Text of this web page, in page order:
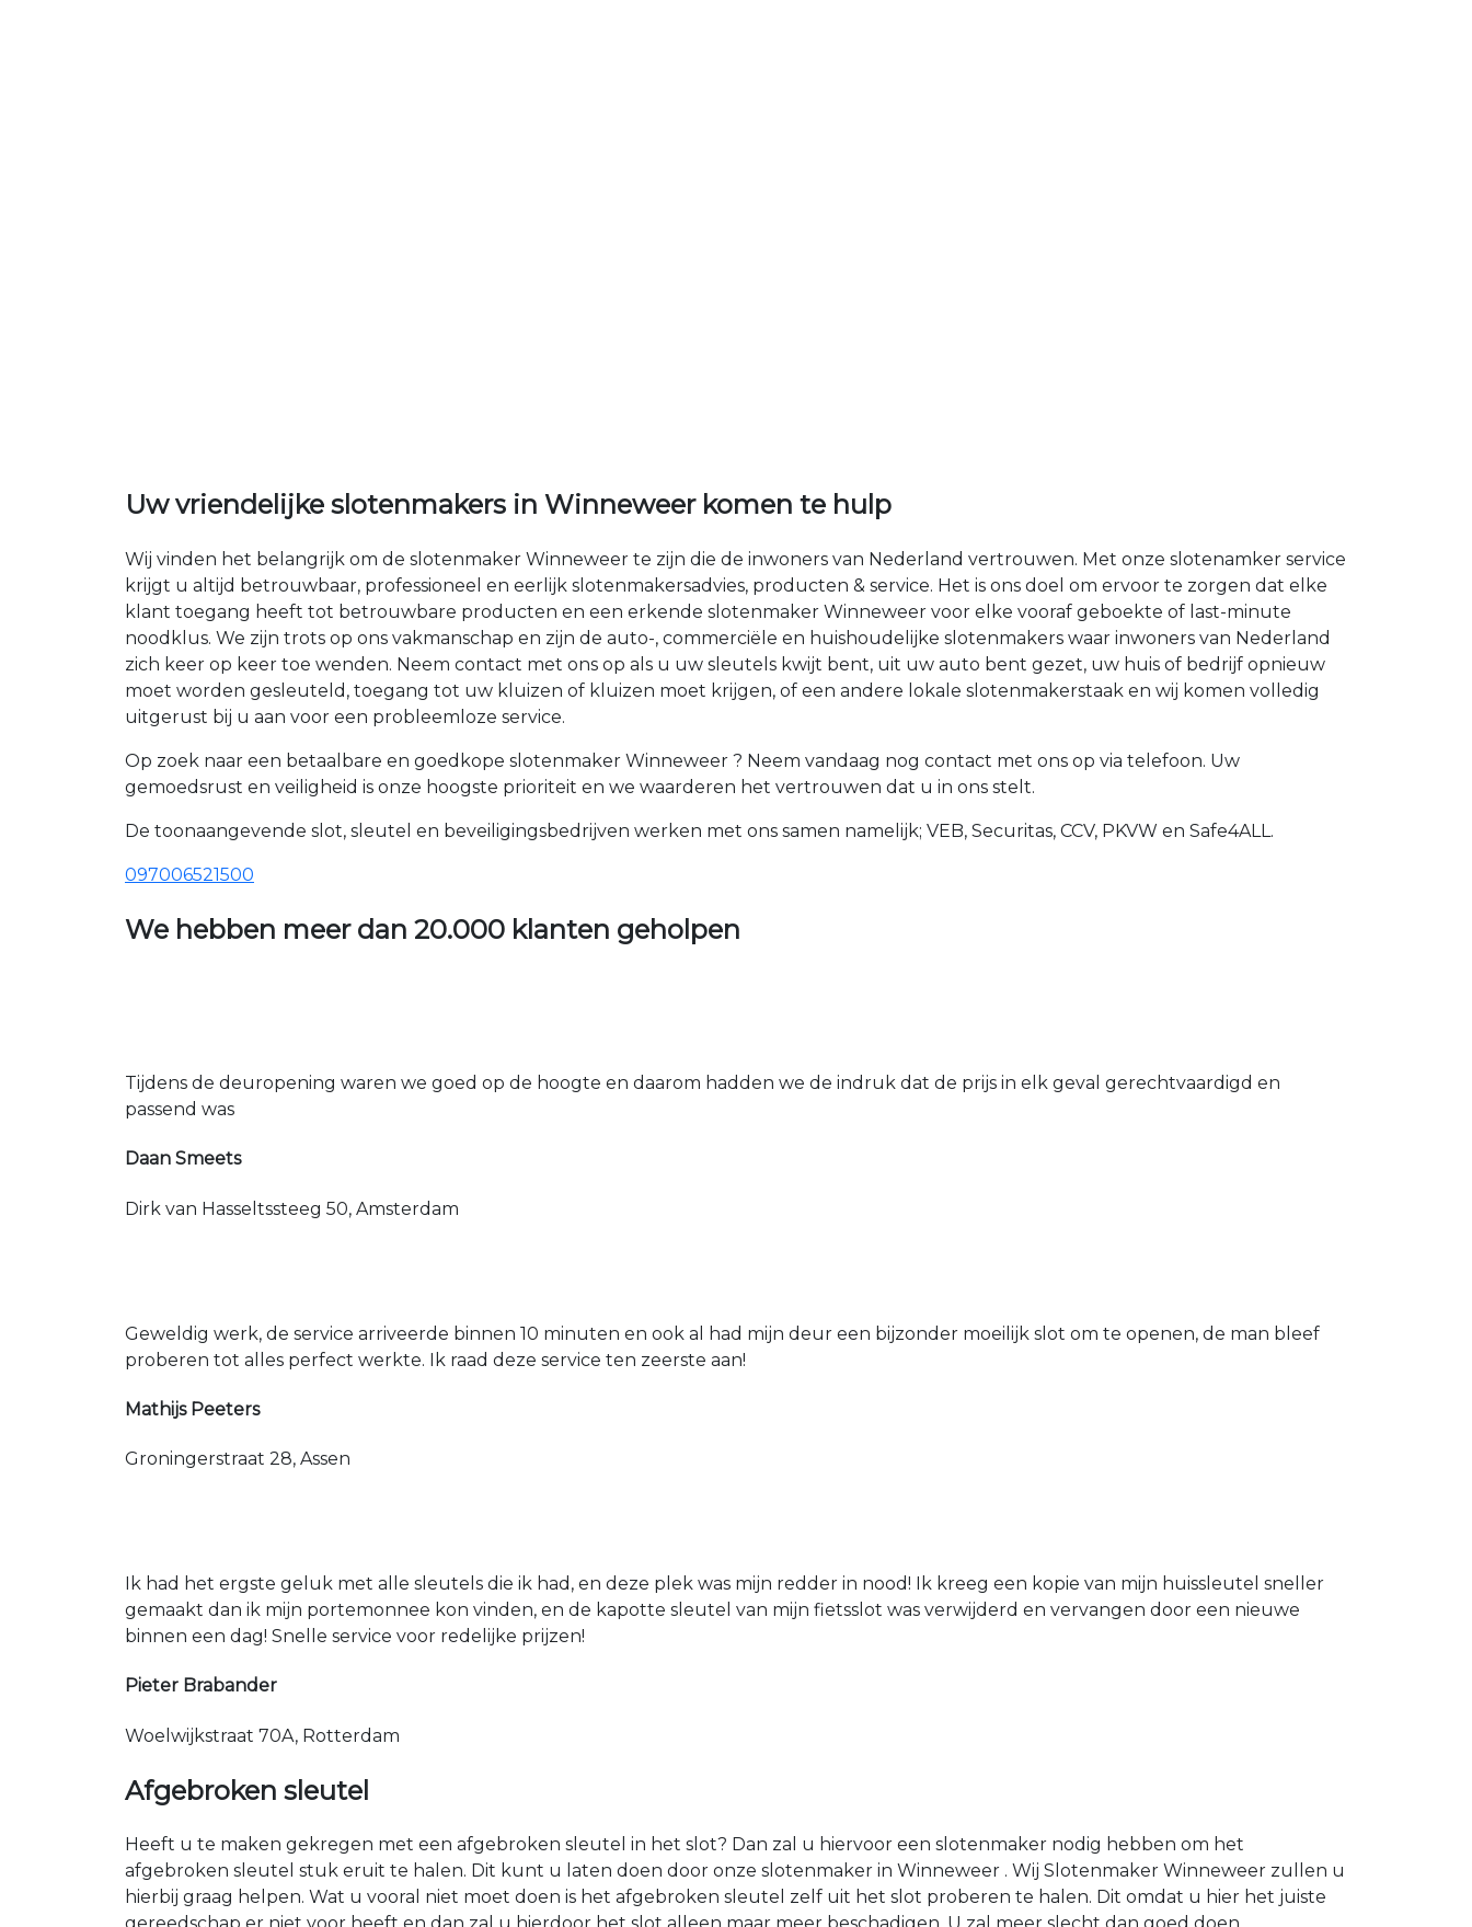
Uw vriendelijke slotenmakers in Winneweer komen te hulp
Wij vinden het belangrijk om de slotenmaker Winneweer te zijn die de inwoners van Nederland vertrouwen. Met onze slotenamker service
krijgt u altijd betrouwbaar, professioneel en eerlijk slotenmakersadvies, producten & service. Het is ons doel om ervoor te zorgen dat elke
klant toegang heeft tot betrouwbare producten en een erkende slotenmaker Winneweer voor elke vooraf geboekte of last-minute
noodklus. We zijn trots op ons vakmanschap en zijn de auto-, commerciële en huishoudelijke slotenmakers waar inwoners van Nederland
zich keer op keer toe wenden. Neem contact met ons op als u uw sleutels kwijt bent, uit uw auto bent gezet, uw huis of bedrijf opnieuw
moet worden gesleuteld, toegang tot uw kluizen of kluizen moet krijgen, of een andere lokale slotenmakerstaak en wij komen volledig
uitgerust bij u aan voor een probleemloze service.
Op zoek naar een betaalbare en goedkope slotenmaker Winneweer ? Neem vandaag nog contact met ons op via telefoon. Uw
gemoedsrust en veiligheid is onze hoogste prioriteit en we waarderen het vertrouwen dat u in ons stelt.
De toonaangevende slot, sleutel en beveiligingsbedrijven werken met ons samen namelijk; VEB, Securitas, CCV, PKVW en Safe4ALL.
097006521500
We hebben meer dan 20.000 klanten geholpen
Tijdens de deuropening waren we goed op de hoogte en daarom hadden we de indruk dat de prijs in elk geval gerechtvaardigd en
passend was
Daan Smeets
Dirk van Hasseltssteeg 50, Amsterdam
Geweldig werk, de service arriveerde binnen 10 minuten en ook al had mijn deur een bijzonder moeilijk slot om te openen, de man bleef
proberen tot alles perfect werkte. Ik raad deze service ten zeerste aan!
Mathijs Peeters
Groningerstraat 28, Assen
Ik had het ergste geluk met alle sleutels die ik had, en deze plek was mijn redder in nood! Ik kreeg een kopie van mijn huissleutel sneller
gemaakt dan ik mijn portemonnee kon vinden, en de kapotte sleutel van mijn fietsslot was verwijderd en vervangen door een nieuwe
binnen een dag! Snelle service voor redelijke prijzen!
Pieter Brabander
Woelwijkstraat 70A, Rotterdam
Afgebroken sleutel
Heeft u te maken gekregen met een afgebroken sleutel in het slot? Dan zal u hiervoor een slotenmaker nodig hebben om het
afgebroken sleutel stuk eruit te halen. Dit kunt u laten doen door onze slotenmaker in Winneweer . Wij Slotenmaker Winneweer zullen u
hierbij graag helpen. Wat u vooral niet moet doen is het afgebroken sleutel zelf uit het slot proberen te halen. Dit omdat u hier het juiste